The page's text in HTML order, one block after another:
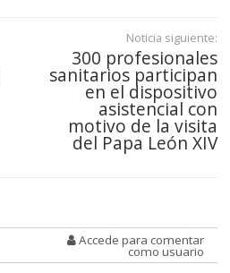
Noticia siguiente:
300 profesionales
sanitarios participan
en el dispositivo
asistencial con
motivo de la visita
del Papa León XIV
Accede para comentar
como usuario